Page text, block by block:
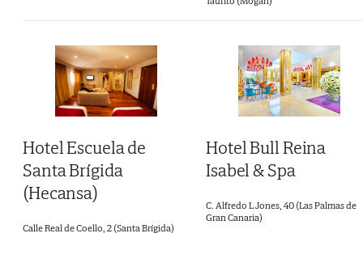
Hotel Escuela de
Santa Brígida
(Hecansa)
Calle Real de Coello, 2 (Santa Brígida)
Hotel Bull Reina
Isabel & Spa
C. Alfredo L Jones, 40 (Las Palmas de
Gran Canaria)